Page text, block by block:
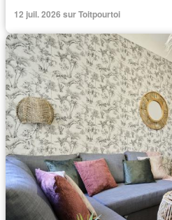
12 juil. 2026 sur Toitpourtoi